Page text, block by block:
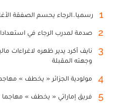
1 رسميا..الرجاء يحسم الصفقة
2 صدمة لمدرب الرجاء في
3
نايف أكرد يدير ظهره لاغراءات
وجهته المقبلة
4 مولودية الجزائر « يخطف »
5 فريق إماراتي « يخطف » مهاجما